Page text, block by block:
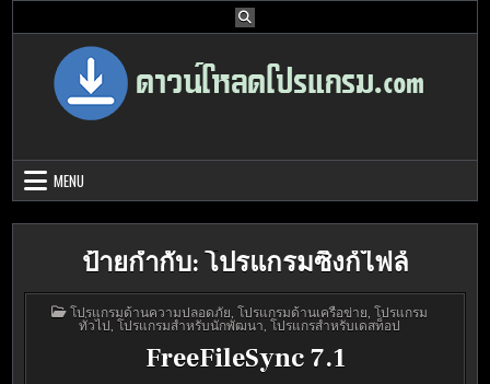
โปรแกรมฟรี
MENU
ป้ายกำกับ:โปรแกรมซิงก์ไฟล์
POSTED
IN
โปรแกรมด้านความปลอดภัย โปรแกรมด้านเครือข่าย โปรแกรม
ทั่วไป,โปรแกรมสำหรับนักพัฒนา,โปรแกรสำหรับเดสท็อป
FreeFileSync 7.1